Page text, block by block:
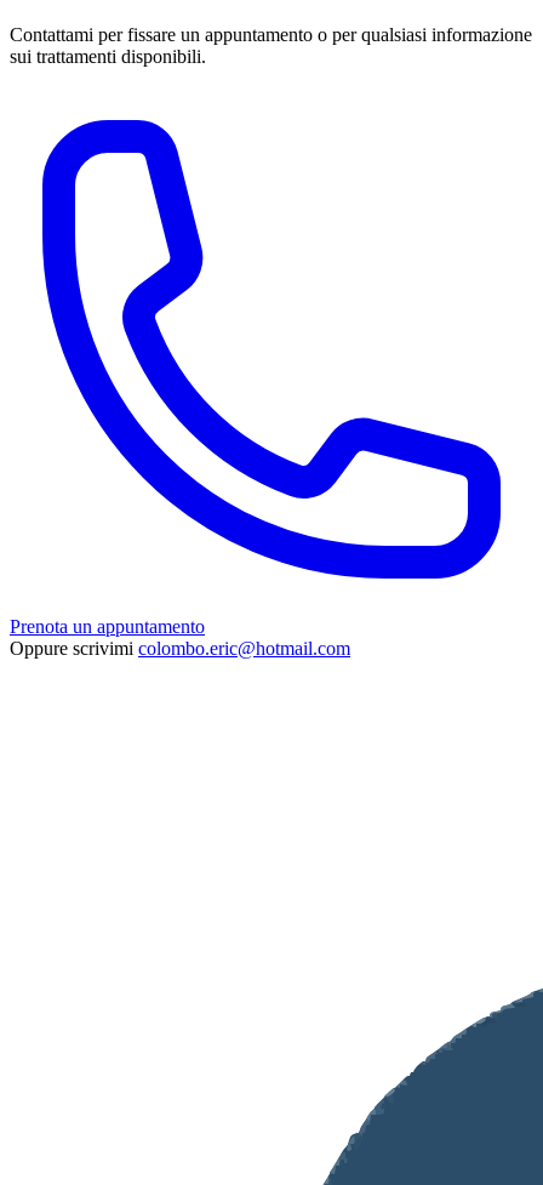
Contattami per fissare un appuntamento o per qualsiasi informazione
sui trattamenti disponibili.
Prenota un appuntamento
Oppure scrivimi colombo.eric@hotmail.com